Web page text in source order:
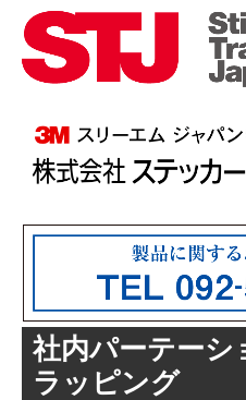
ホーム
会社概要
製品・サービス
よくある質問
施工事例
採用情報
お問い合わせ
社内パーテーシ
ラッピング